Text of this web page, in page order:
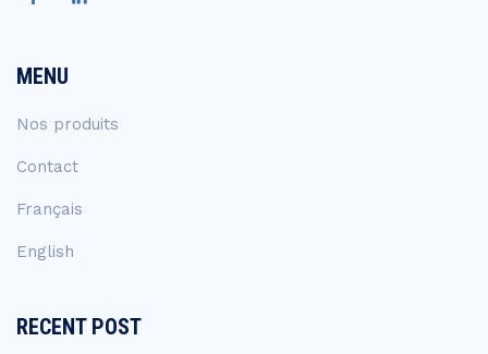
MENU
Nos produits
Contact
Français
English
RECENT POST